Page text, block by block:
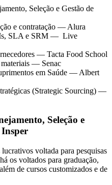
Seleção e Gestão de
e contratação — Alura
SLA e SRM — Live
— Tacta Food School
materiais — Senac
em Saúde — Albert
(Strategic Sourcing) —
Seleção e
voltada para pesquisas
os voltados para graduação,
de cursos customizados e de